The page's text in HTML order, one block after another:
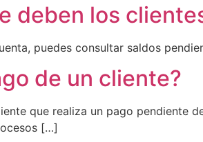
deben los
puedes consultar saldos
de un cliente?
que realiza un pago pendiente
[…]